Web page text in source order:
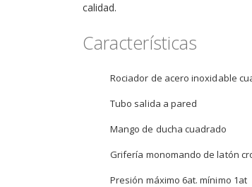
calidad.
Características
Rociador de acero inoxidable
Tubo salida a pared
Mango de ducha cuadrado
Grifería monomando de latón
Presión máximo 6at. mínimo 1at